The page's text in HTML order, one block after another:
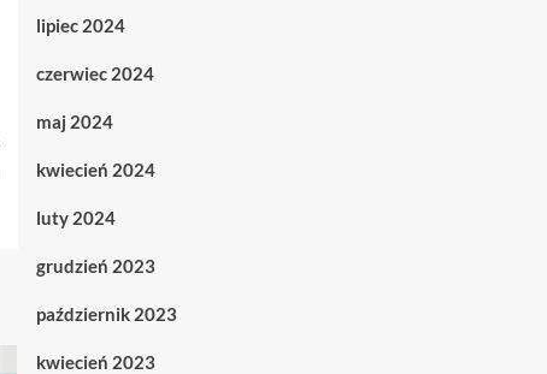
lipiec 2024
czerwiec 2024
maj 2024
kwiecień 2024
luty 2024
grudzień 2023
październik 2023
kwiecień 2023